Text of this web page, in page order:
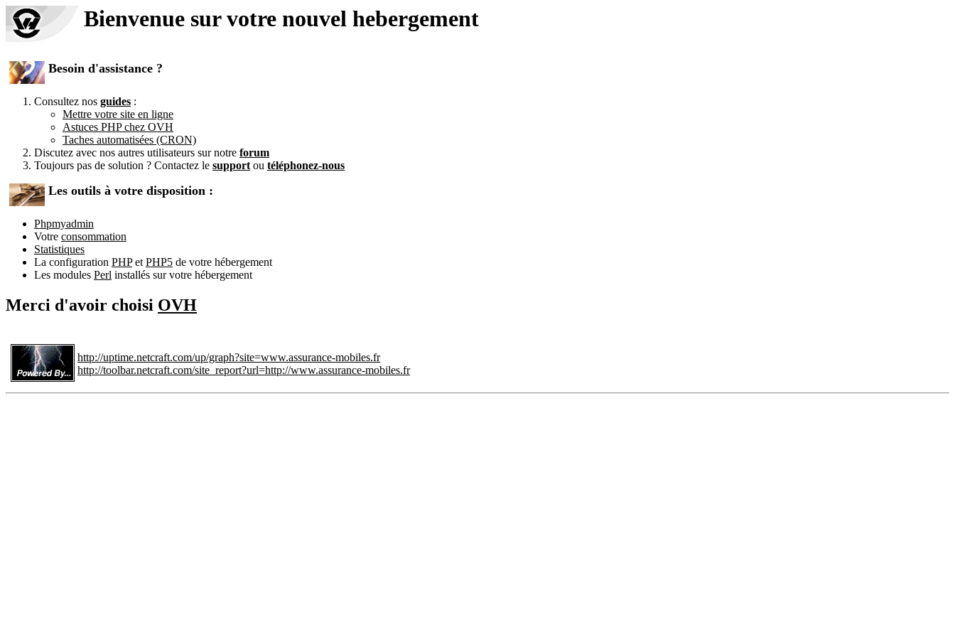
Bienvenue sur votre nouvel hebergement
Besoin d'assistance ?
Consultez nos guides :
Mettre votre site en ligne
Astuces PHP chez OVH
Taches automatisées (CRON)
Discutez avec nos autres utilisateurs sur notre forum
Toujours pas de solution ? Contactez le support ou téléphonez-nous
Les outils à votre disposition :
Phpmyadmin
Votre consommation
Statistiques
La configuration PHPet PHP5 de votre hébergement
Les modules Perl installés sur votre hébergement
Merci d'avoir choisi OVH
http://uptime.netcraft.com/up/graph?site=www.assurance-mobiles.fr
http://toolbar.netcraft.com/site_report?url=http://www.assurance-mobiles.fr